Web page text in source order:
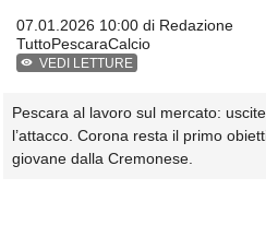
07.01.2026 10:00 di Redazione
TuttoPescaraCalcio
VEDI LETTURE
Pescara al lavoro sul mercato:
l’attacco. Corona resta il primo
giovane dalla Cremonese.